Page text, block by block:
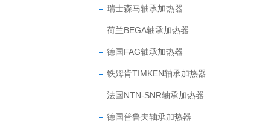
瑞士森马轴承加热器
荷兰BEGA轴承加热器
德国FAG轴承加热器
铁姆肯TIMKEN轴承加热器
法国NTN-SNR轴承加热器
德国普鲁夫轴承加热器